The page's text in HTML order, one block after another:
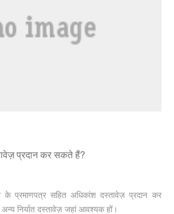
प्रदान कर सकते हैं?
के प्रमाणपत्र सहित अधिकांश दस्तावेज़ प्रदान कर
निर्यात दस्तावेज़ जहां आवश्यक हों।